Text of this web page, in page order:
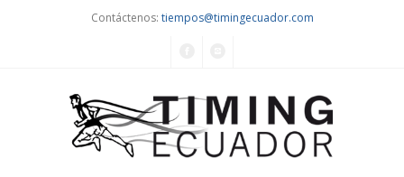
Contáctenos: tiempos@timingecuador.com